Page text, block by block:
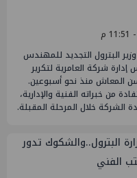
البترول التجديد للمهندس
شركة العامرية لتكرير
المعاش منذ نحو أسبوعين.
من خبراته الفنية والإدارية،
الشركة خلال المرحلة المقبلة.
البترول..والشكوك تدور
الفني